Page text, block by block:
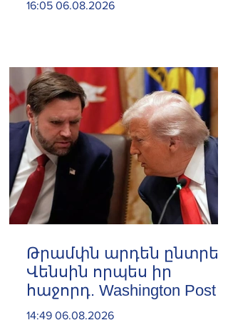
16:05 06.08.2026
Թրամփն արդեն ընտրել է
Վենսին որպես իր
հաջորդ. Washington Post
14:49 06.08.2026